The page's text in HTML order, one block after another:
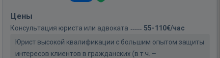
Цены
Консультация юриста или адвоката
55-110€/час
Юрист высокой квалификации с большим опытом защиты
интересов клиентов в гражданских (в т.ч. –